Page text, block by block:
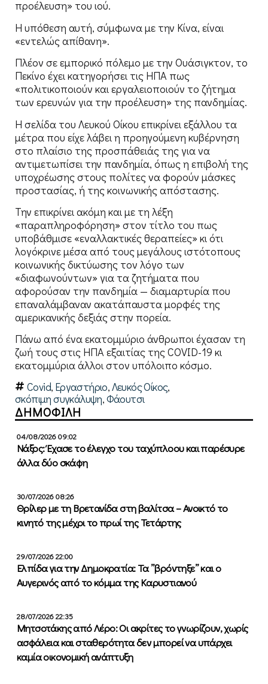
προέλευση» του ιού.
Η υπόθεση αυτή, σύμφωνα με την Κίνα, είναι
«εντελώς απίθανη».
Πλέον σε εμπορικό πόλεμο με την Ουάσιγκτον, το
Πεκίνο έχει κατηγορήσει τις ΗΠΑ πως
«πολιτικοποιούν και εργαλειοποιούν το ζήτημα
των ερευνών για την προέλευση» της πανδημίας.
Η σελίδα του Λευκού Οίκου επικρίνει εξάλλου τα
μέτρα που είχε λάβει η προηγούμενη κυβέρνηση
στο πλαίσιο της προσπάθειάς της για να
αντιμετωπίσει την πανδημία, όπως η επιβολή της
υποχρέωσης στους πολίτες να φορούν μάσκες
προστασίας, ή της κοινωνικής απόστασης.
Την επικρίνει ακόμη και με τη λέξη
«παραπληροφόρηση» στον τίτλο του πως
υποβάθμισε «εναλλακτικές θεραπείες» κι ότι
λογόκρινε μέσα από τους μεγάλους ιστότοπους
κοινωνικής δικτύωσης τον λόγο των
«διαφωνούντων» για τα ζητήματα που
αφορούσαν την πανδημία — διαμαρτυρία που
επαναλάμβαναν ακατάπαυστα μορφές της
αμερικανικής δεξιάς στην πορεία.
Πάνω από ένα εκατομμύριο άνθρωποι έχασαν τη
ζωή τους στις ΗΠΑ εξαιτίας της COVID-19 κι
εκατομμύρια άλλοι στον υπόλοιπο κόσμο.
Covid, Εργαστήριο,Λευκός Οίκος,
σκόπιμη συγκάλυψη,Φάουτσι
ΔΗΜΟΦΙΛΗ
04/08/2026 09:02
Νάξος: Έχασε το έλεγχο του ταχύπλοου και παρέσυρε
άλλα δύο σκάφη
30/07/2026 08:26
Θρίλερ με τη Βρετανίδα στη βαλίτσα – Ανοικτό το
κινητό της μέχρι το πρωί της Τετάρτης
29/07/2026 22:00
Ελπίδα για την Δημοκρατία: Τα ”βρόντηξε” και ο
Αυγερινός από το κόμμα της Καρυστιανού
28/07/2026 22:35
Μητσοτάκης από Λέρο: Οι ακρίτες το γνωρίζουν, χωρίς
ασφάλεια και σταθερότητα δεν μπορεί να υπάρχει
καμία οικονομική ανάπτυξη